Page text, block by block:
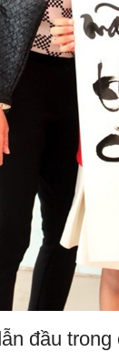
đầu trong